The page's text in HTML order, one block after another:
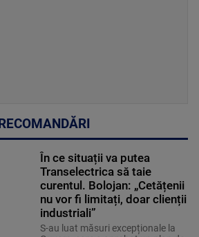
RECOMANDĂRI
În ce situații va putea
Transelectrica să taie
curentul. Bolojan: „Cetățenii
nu vor fi limitați, doar clienții
industriali”
S-au luat măsuri excepționale la